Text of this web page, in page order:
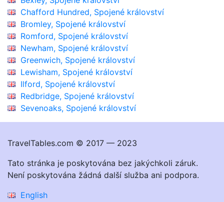
Chafford Hundred, Spojené království
Bromley, Spojené království
Romford, Spojené království
Newham, Spojené království
Greenwich, Spojené království
Lewisham, Spojené království
Ilford, Spojené království
Redbridge, Spojené království
Sevenoaks, Spojené království
TravelTables.com © 2017 — 2023
Tato stránka je poskytována bez jakýchkoli záruk.
Není poskytována žádná další služba ani podpora.
English